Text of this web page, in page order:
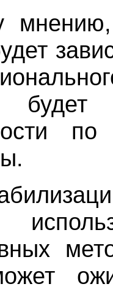
по